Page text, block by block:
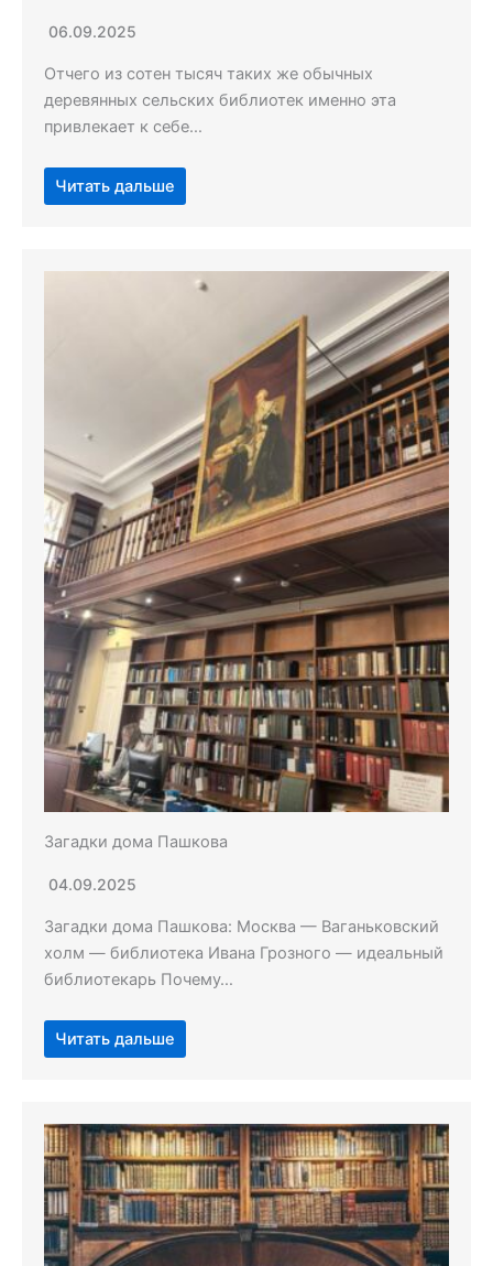
06.09.2025
Отчего из сотен тысяч таких же обычных
деревянных сельских библиотек именно эта
привлекает к себе…
Читать дальше
Загадки дома Пашкова
04.09.2025
Загадки дома Пашкова: Москва — Ваганьковский
холм — библиотека Ивана Грозного — идеальный
библиотекарь Почему…
Читать дальше